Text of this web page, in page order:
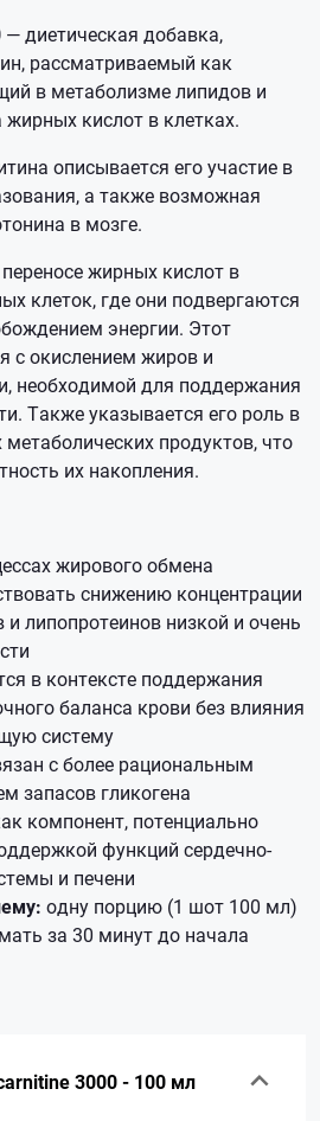
— диетическая добавка,
рассматриваемый как
в метаболизме липидов и
жирных кислот в клетках.
описывается его участие в
а также возможная
в мозге.
жирных кислот в
клеток, где они подвергаются
энергии. Этот
с окислением жиров и
необходимой для поддержания
Также указывается его роль в
продуктов, что
их накопления.
жирового обмена
снижению концентрации
и липопротеинов низкой и очень
в контексте поддержания
баланса крови без влияния
систему
с более рациональным
запасов гликогена
компонент, потенциально
функций сердечно-
и печени
одну порцию (1 шот 100 мл)
за 30 минут до начала
3000 - 100 мл